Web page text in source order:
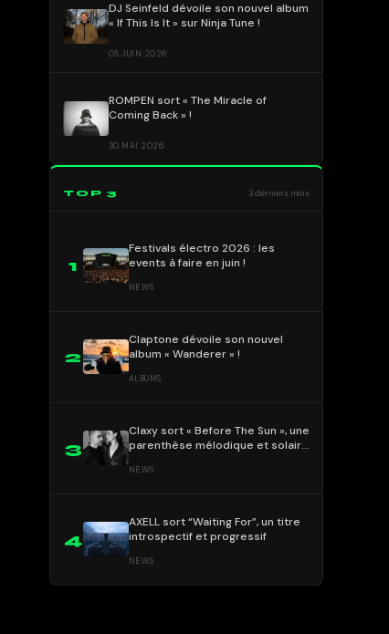
DJ Seinfeld dévoile son nouvel album
« If This Is It » sur Ninja Tune !
05 JUIN 2026
ROMPEN sort « The Miracle of
Coming Back » !
30 MAI 2026
TOP 3 3 derniers mois
1
Festivals électro 2026 : les
events à faire en juin !
NEWS
2
Claptone dévoile son nouvel
album « Wanderer » !
ALBUMS
3
Claxy sort « Before The Sun », une
parenthèse mélodique et solaire
NEWS
4
AXELL sort “Waiting For”, un titre
introspectif et progressif
NEWS